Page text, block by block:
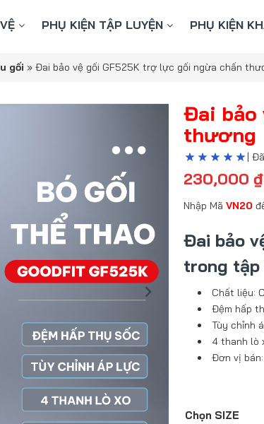
PHỤ KIỆN TẬP LUYỆN PHỤ KIỆN
gối » Đai bảo vệ gối GF525K trợ lực gối ngừa chấn
Đai bảo
thương
|
230,000 ₫
Nhập Mã VN20
Đai bảo
trong tập
Chất liệu:
Đệm hấp
Tùy chỉnh
4 thanh lò
Đơn vị
SIZE